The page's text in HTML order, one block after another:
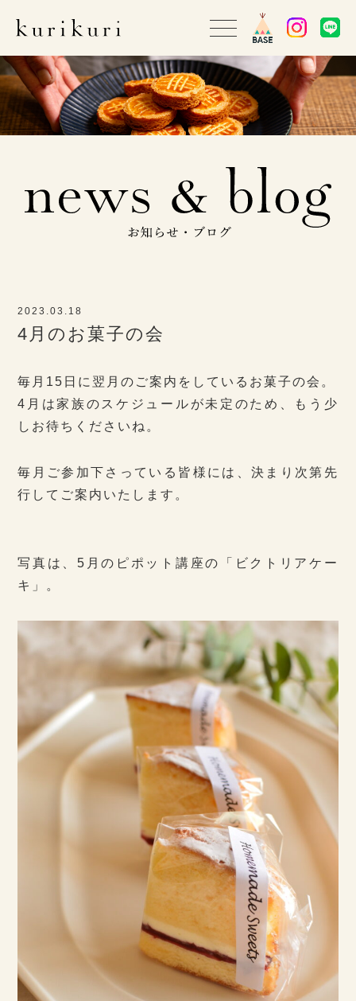
2023.03.18
4月のお菓子の会
毎月15日に翌月のご案内をしているお菓子の会。
4月は家族のスケジュールが未定のため、もう少
しお待ちくださいね。
毎月ご参加下さっている皆様には、決まり次第先
行してご案内いたします。
写真は、5月のピポット講座の「ビクトリアケー
キ」。